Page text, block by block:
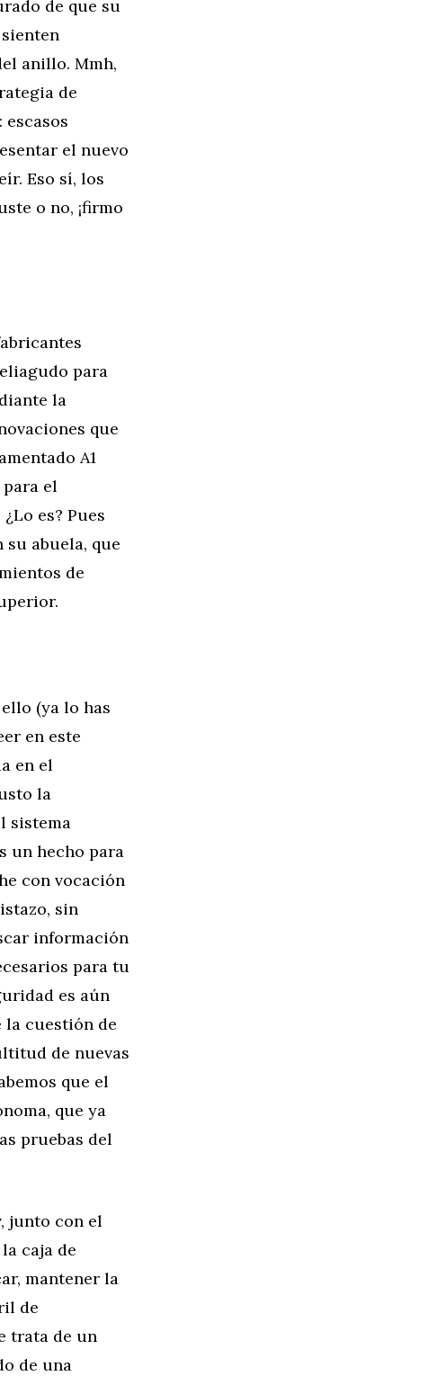
de que su
anillo. Mmh,
de
el nuevo
Eso sí, los
o no, ¡firmo
para
la
que
A1
el
es? Pues
abuela, que
de
(ya lo has
en este
en el
la
sistema
un hecho para
con vocación
sin
información
para tu
es aún
la cuestión de
de nuevas
que el
que ya
pruebas del
junto con el
caja de
mantener la
de
trata de un
de una